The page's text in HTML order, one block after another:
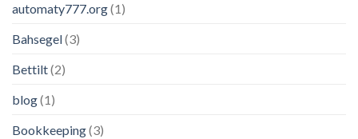
automaty777.org(1)
Bahsegel(3)
Bettilt(2)
blog(1)
Bookkeeping(3)